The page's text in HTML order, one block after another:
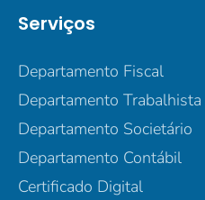
Serviços
Departamento Fiscal
Departamento Trabalhista
Departamento Societário
Departamento Contábil
Certificado Digital